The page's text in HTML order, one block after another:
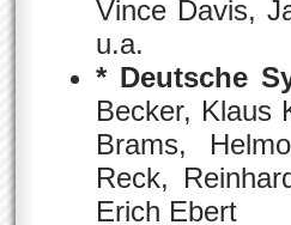
Vince Davis,
u.a.
* Deutsche
Becker, Klaus
Brams,
Reck,
Erich Ebert